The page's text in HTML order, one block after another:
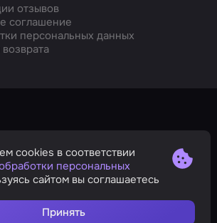
отзывов
соглашение
персональных данных
cookies в соответствии
персональных
сайтом вы соглашаетесь
Принять